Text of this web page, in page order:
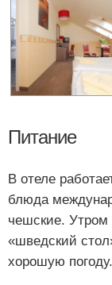
Питание
В отеле
блюда
чешские. Утром
«шведский
хорошую погоду.